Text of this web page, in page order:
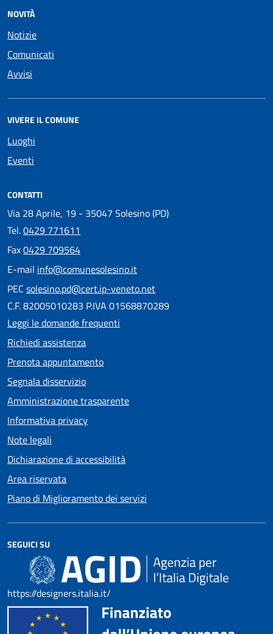
NOVITÀ
Notizie
Comunicati
Avvisi
VIVERE IL COMUNE
Luoghi
Eventi
CONTATTI
Via 28 Aprile, 19 - 35047 Solesino (PD)
Tel.0429 771611
Fax0429 709564
E-mail info@comunesolesino.it
PEC solesino.pd@cert.ip-veneto.net
C.F. 82005010283 P.IVA 01568870289
Leggi le domande frequenti
Richiedi assistenza
Prenota appuntamento
Segnala disservizio
Amministrazione trasparente
Informativa privacy
Note legali
Dichiarazione di accessibilità
Area riservata
Piano di Miglioramento dei servizi
SEGUICI SU
https://designers.italia.it/